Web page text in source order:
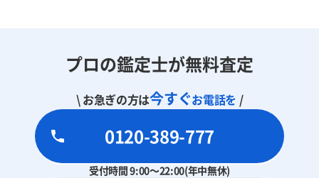
プロの鑑定士が無料査定
\ お急ぎの方は今すぐお電話を /
0120-389-777
受付時間 9:00～22:00(年中無休)